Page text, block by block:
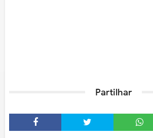
Partilhar